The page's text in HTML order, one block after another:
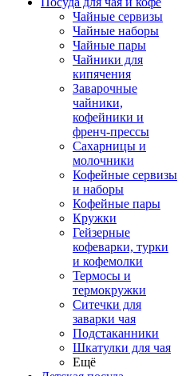
Чайные сервизы
Чайные наборы
Чайные пары
Чайники для
кипячения
Заварочные
чайники,
кофейники и
френч-прессы
Сахарницы и
молочники
Кофейные сервизы
и наборы
Кофейные пары
Кружки
Гейзерные
кофеварки, турки
и кофемолки
Термосы и
термокружки
Ситечки для
заварки чая
Подстаканники
Шкатулки для чая
Ещё